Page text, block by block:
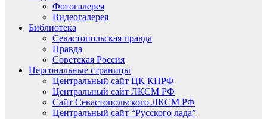
Фотогалерея
Видеогалерея
Библиотека
Севастопольская правда
Правда
Советская Россия
Персональные страницы
Центральный сайт ЦК КПРФ
Центральный сайт ЛКСМ РФ
Сайт Севастопольского ЛКСМ РФ
Центральный сайт “Русского лада”